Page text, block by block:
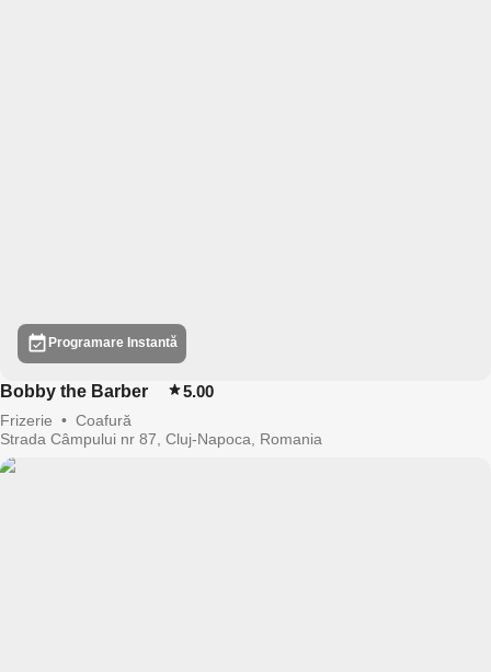
Programare Instantă
Bobby the Barber 5.00
Frizerie • Coafură
Strada Câmpului nr 87, Cluj-Napoca, Romania